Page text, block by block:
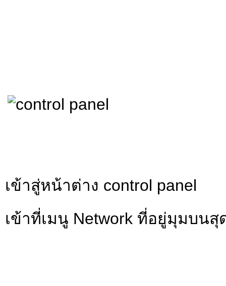
เข้าสู่หน้าต่าง control panel
เข้าที่เมนู Network ที่อยู่มุมบน